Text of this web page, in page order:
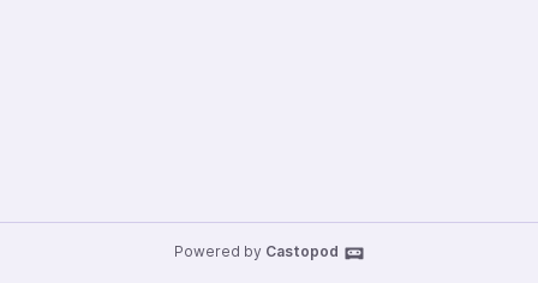
Powered by Castopod